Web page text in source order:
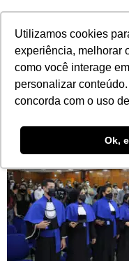
Utilizamos cookies
experiência, melhorar
como você interage
personalizar
concorda com o uso
Ok,
image-